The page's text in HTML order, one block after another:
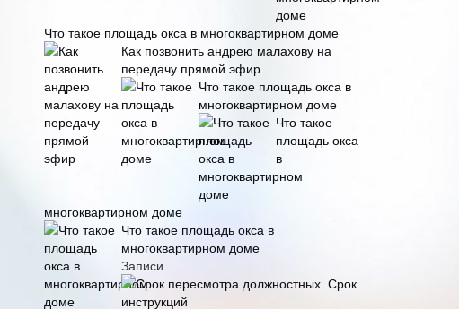
Что такое площадь окса в многоквартирном доме
Как позвонить андрею малахову на
передачу прямой эфир
Что такое площадь окса в
многоквартирном доме
Что такое
площадь окса
в
многоквартирном доме
Что такое площадь окса в
многоквартирном доме
Записи
Срок